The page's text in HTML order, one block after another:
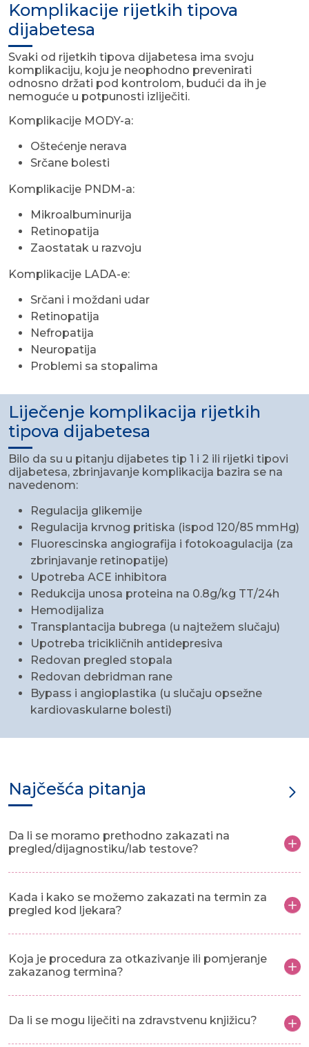
Komplikacije rijetkih tipova
dijabetesa
Svaki od rijetkih tipova dijabetesa ima svoju
komplikaciju, koju je neophodno prevenirati
odnosno držati pod kontrolom, budući da ih je
nemoguće u potpunosti izliječiti.
Komplikacije MODY-a:
Oštećenje nerava
Srčane bolesti
Komplikacije PNDM-a:
Mikroalbuminurija
Retinopatija
Zaostatak u razvoju
Komplikacije LADA-e:
Srčani i moždani udar
Retinopatija
Nefropatija
Neuropatija
Problemi sa stopalima
Liječenje komplikacija rijetkih
tipova dijabetesa
Bilo da su u pitanju dijabetes tip 1 i 2 ili rijetki tipovi
dijabetesa, zbrinjavanje komplikacija bazira se na
navedenom:
Regulacija glikemije
Regulacija krvnog pritiska (ispod 120/85 mmHg)
Fluorescinska angiografija i fotokoagulacija (za
zbrinjavanje retinopatije)
Upotreba ACE inhibitora
Redukcija unosa proteina na 0.8g/kg TT/24h
Hemodijaliza
Transplantacija bubrega (u najtežem slučaju)
Upotreba tricikličnih antidepresiva
Redovan pregled stopala
Redovan debridman rane
Bypass i angioplastika (u slučaju opsežne
kardiovaskularne bolesti)
Najčešća pitanja
Da li se moramo prethodno zakazati na
pregled/dijagnostiku/lab testove?
Kada i kako se možemo zakazati na termin za
pregled kod ljekara?
Koja je procedura za otkazivanje ili pomjeranje
zakazanog termina?
Da li se mogu liječiti na zdravstvenu knjižicu?